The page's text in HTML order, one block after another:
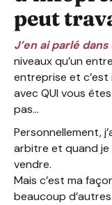
peut
J’en ai parlé
niveaux qu’un
entreprise et
avec QUI vous
pas…
Personnellement,
arbitre et quand je
vendre.
Mais c’est ma
beaucoup d’autres.